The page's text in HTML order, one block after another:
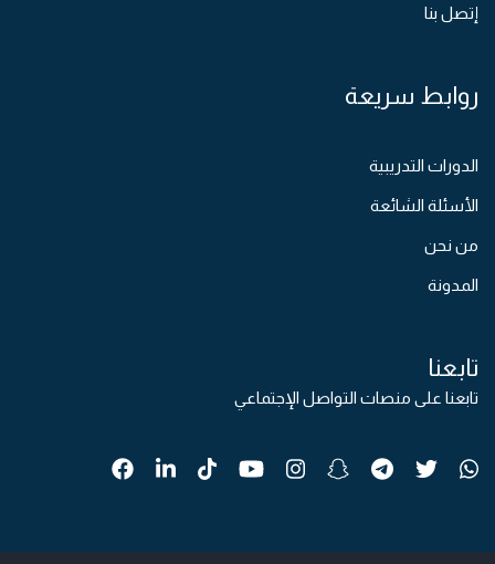
إتصل بنا
روابط سريعة
الدورات التدريبية
الأسئلة الشائعة
من نحن
المدونة
تابعنا
تابعنا على منصات التواصل الإجتماعي